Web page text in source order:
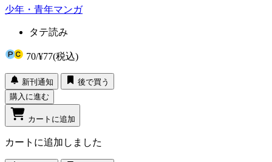
少年・青年マンガ
タテ読み
70/¥77(税込)
新刊通知
後で買う
購入に進む
カートに追加
カートに追加しました